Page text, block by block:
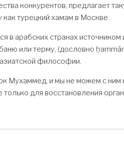
конкурентов, предлагает
турецкий хамам в Москве.
в арабских странах источником
или терму, (дословно
философии.
Мухаммед, и мы не можем с ним
для восстановления